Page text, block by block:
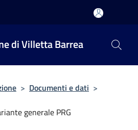
di Villetta Barrea
> Documenti e dati >
generale PRG